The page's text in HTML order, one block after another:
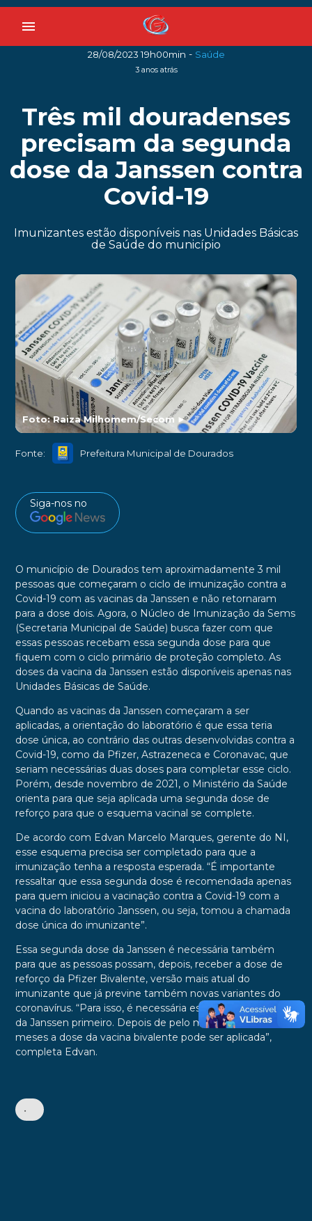
menu
28/08/2023 19h00min - Saúde
3 anos atrás
Três mil douradenses
precisam da segunda
dose da Janssen contra
Covid-19
Imunizantes estão disponíveis nas Unidades Básicas
de Saúde do município
Foto: Raiza Milhomem/Secom ►
Fonte: Prefeitura Municipal de Dourados
Siga-nos no
O município de Dourados tem aproximadamente 3 mil
pessoas que começaram o ciclo de imunização contra a
Covid-19 com as vacinas da Janssen e não retornaram
para a dose dois. Agora, o Núcleo de Imunização da Sems
(Secretaria Municipal de Saúde) busca fazer com que
essas pessoas recebam essa segunda dose para que
fiquem com o ciclo primário de proteção completo. As
doses da vacina da Janssen estão disponíveis apenas nas
Unidades Básicas de Saúde.
Quando as vacinas da Janssen começaram a ser
aplicadas, a orientação do laboratório é que essa teria
dose única, ao contrário das outras desenvolvidas contra a
Covid-19, como da Pfizer, Astrazeneca e Coronavac, que
seriam necessárias duas doses para completar esse ciclo.
Porém, desde novembro de 2021, o Ministério da Saúde
orienta para que seja aplicada uma segunda dose de
reforço para que o esquema vacinal se complete.
De acordo com Edvan Marcelo Marques, gerente do NI,
esse esquema precisa ser completado para que a
imunização tenha a resposta esperada. “É importante
ressaltar que essa segunda dose é recomendada apenas
para quem iniciou a vacinação contra a Covid-19 com a
vacina do laboratório Janssen, ou seja, tomou a chamada
dose única do imunizante”.
Essa segunda dose da Janssen é necessária também
para que as pessoas possam, depois, receber a dose de
reforço da Pfizer Bivalente, versão mais atual do
imunizante que já previne também novas variantes do
coronavírus. “Para isso, é necessária essa segunda dose
da Janssen primeiro. Depois de pelo menos quatro
meses a dose da vacina bivalente pode ser aplicada”,
completa Edvan.
•